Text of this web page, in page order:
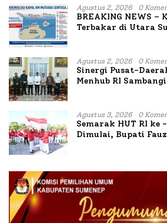
Bataal Timur
Agustus 2, 2026 0
BREAKING NEWS –
Terbakar di Utara
Agustus 2, 2026 0
Sinergi Pusat-
Menhub RI
Agustus 3, 2026 0
Semarak HUT RI ke
Dimulai, Bupati